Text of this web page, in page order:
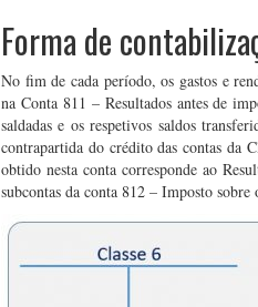
Forma de
No fim de cada período, os gastos e
na Conta 811 – Resultados antes de
saldadas e os respetivos saldos
contrapartida do crédito das contas da
obtido nesta conta corresponde ao
subcontas da conta 812 – Imposto